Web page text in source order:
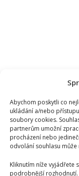
Abychom poskytli co
ukládání a/nebo
soubory cookies.
partnerům umožní
procházení nebo
odvolání souhlasu
Kliknutím níže vyjádřete
podrobnější